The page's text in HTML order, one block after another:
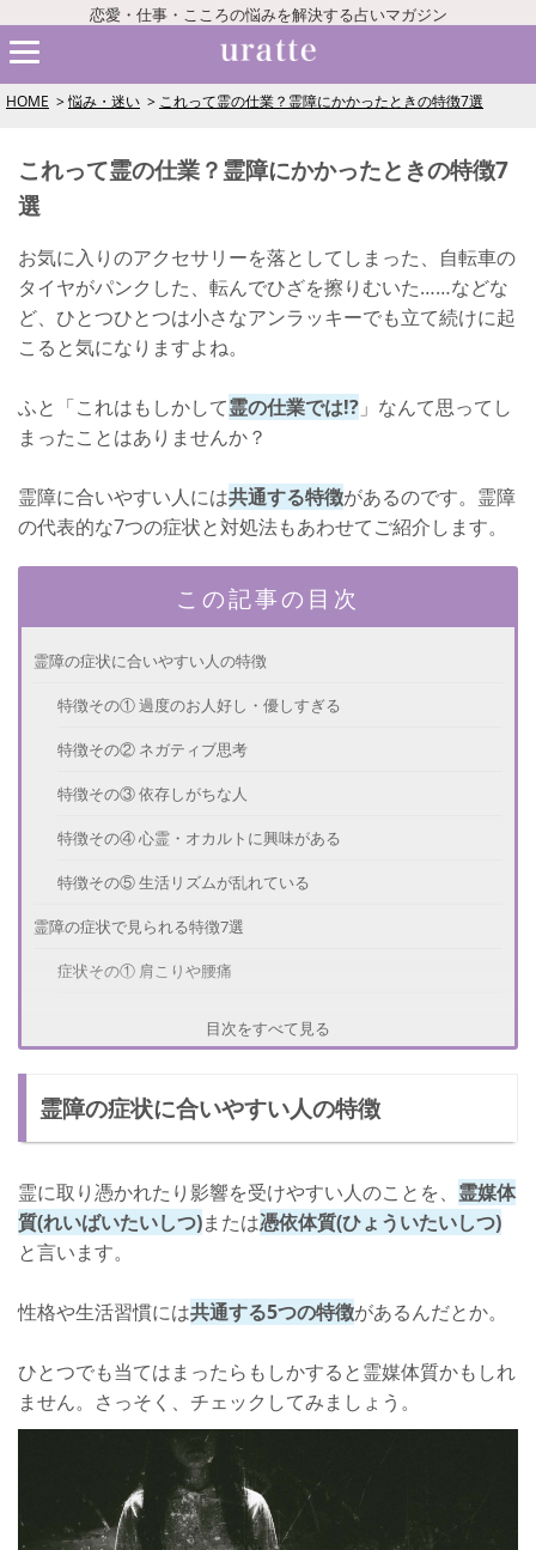
恋愛・仕事・こころの悩みを解決する占いマガジン
HOME 悩み・迷い これって霊の仕業？霊障にかかったときの特徴7選
これって霊の仕業？霊障にかかったときの特徴7
選
お気に入りのアクセサリーを落としてしまった、自転車の
タイヤがパンクした、転んでひざを擦りむいた……などな
ど、ひとつひとつは小さなアンラッキーでも立て続けに起
こると気になりますよね。
ふと「これはもしかして霊の仕業では!? 」なんて思ってし
まったことはありませんか？
霊障に合いやすい人には共通する特徴があるのです。霊障
の代表的な7つの症状と対処法もあわせてご紹介します。
この記事の目次
霊障の症状に合いやすい人の特徴
特徴その① 過度のお人好し・優しすぎる
特徴その② ネガティブ思考
特徴その③ 依存しがちな人
特徴その④ 心霊・オカルトに興味がある
特徴その⑤ 生活リズムが乱れている
霊障の症状で見られる特徴7選
症状その① 肩こりや腰痛
症状その④ 性格の変化
症状その⑤ 事故やトラブルが多発する
症状その⑥ 自殺願望がわく
症状その⑦ まわりで不可思議な変化が起こる
体を清潔にする
部屋を片付ける
生活習慣を変える
霊能者に相談をするのがおすすめ
目次をすべて見る
霊障の症状に合いやすい人の特徴
霊に取り憑かれたり影響を受けやすい人のことを、 霊媒体
質(れいばいたいしつ)または憑依体質(ひょういたいしつ)
と言います。
性格や生活習慣には共通する5つの特徴があるんだとか。
ひとつでも当てはまったらもしかすると霊媒体質かもしれ
ません。さっそく、チェックしてみましょう。